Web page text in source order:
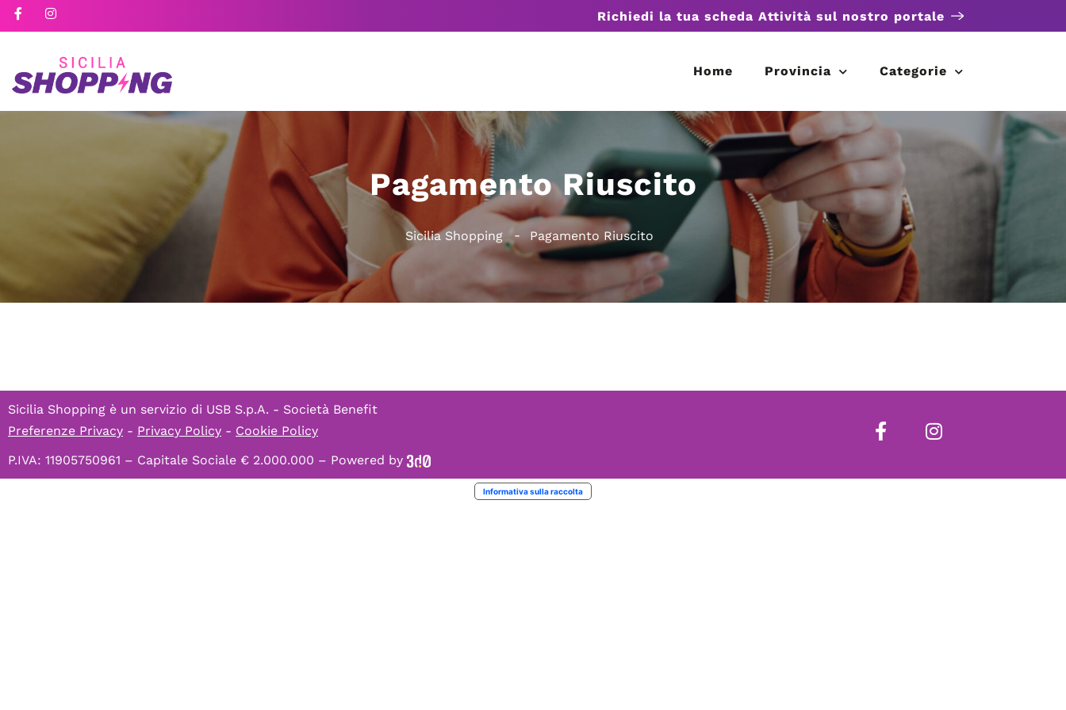
Richiedi la tua scheda Attività sul nostro portale
Home Provincia Categorie
Pagamento Riuscito
Sicilia Shopping Pagamento Riuscito
Sicilia Shopping è un servizio di USB S.p.A. - Società Benefit
Preferenze Privacy - Privacy Policy - Cookie Policy
P.IVA: 11905750961 – Capitale Sociale € 2.000.000 – Powered by
Informativa sulla raccolta